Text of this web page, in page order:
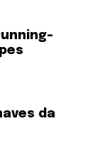
da